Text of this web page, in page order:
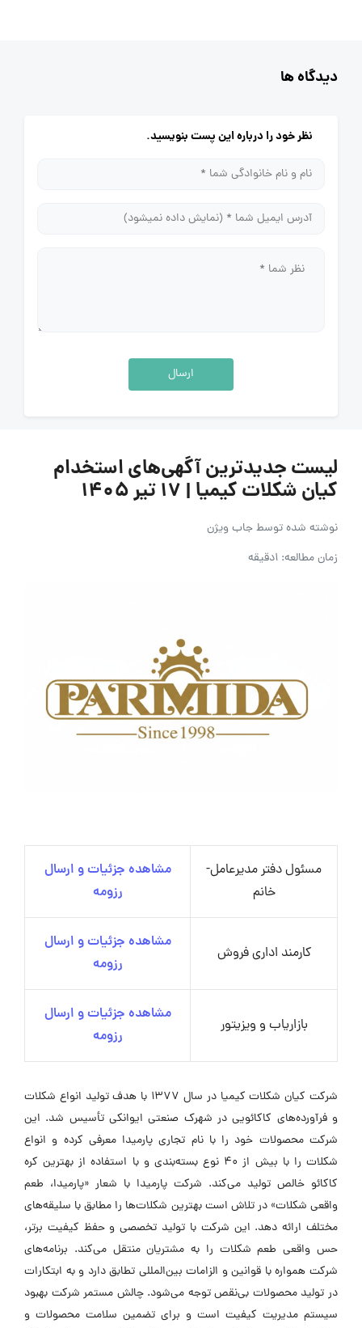
دیدگاه ها
نظر خود را درباره این پست بنویسید.
ارسال
لیست جدیدترین آگهی‌های استخدام
کیان شکلات کیمیا | ۱۷ تیر ۱۴۰۵
نوشته شده توسطجاب ویژن
زمان مطالعه: 1دقیقه
مسئول دفتر مدیرعامل-
خانم
مشاهده جزئیات و ارسال
رزومه
کارمند اداری فروش
مشاهده جزئیات و ارسال
رزومه
بازاریاب و ویزیتور
مشاهده جزئیات و ارسال
رزومه
شرکت کیان شکلات کیمیا در سال 1377 با هدف تولید انواع شکلات
و فرآورده‌های کاکائویی در شهرک صنعتی ایوانکی تأسیس شد. این
شرکت محصولات خود را با نام تجاری پارمیدا معرفی کرده و انواع
شکلات را با بیش از 40 نوع بسته‌بندی و با استفاده از بهترین کره
کاکائو خالص تولید می‌کند. شرکت پارمیدا با شعار «پارمیدا، طعم
واقعی شکلات» در تلاش است بهترین شکلات‌ها را مطابق با سلیقه‌های
مختلف ارائه دهد. این شرکت با تولید تخصصی و حفظ کیفیت برتر،
حس واقعی طعم شکلات را به مشتریان منتقل می‌کند. برنامه‌های
شرکت همواره با قوانین و الزامات بین‌المللی تطابق دارد و به ابتکارات
در تولید محصولات بی‌نقص توجه می‌شود. چالش مستمر شرکت بهبود
سیستم مدیریت کیفیت است و برای تضمین سلامت محصولات و